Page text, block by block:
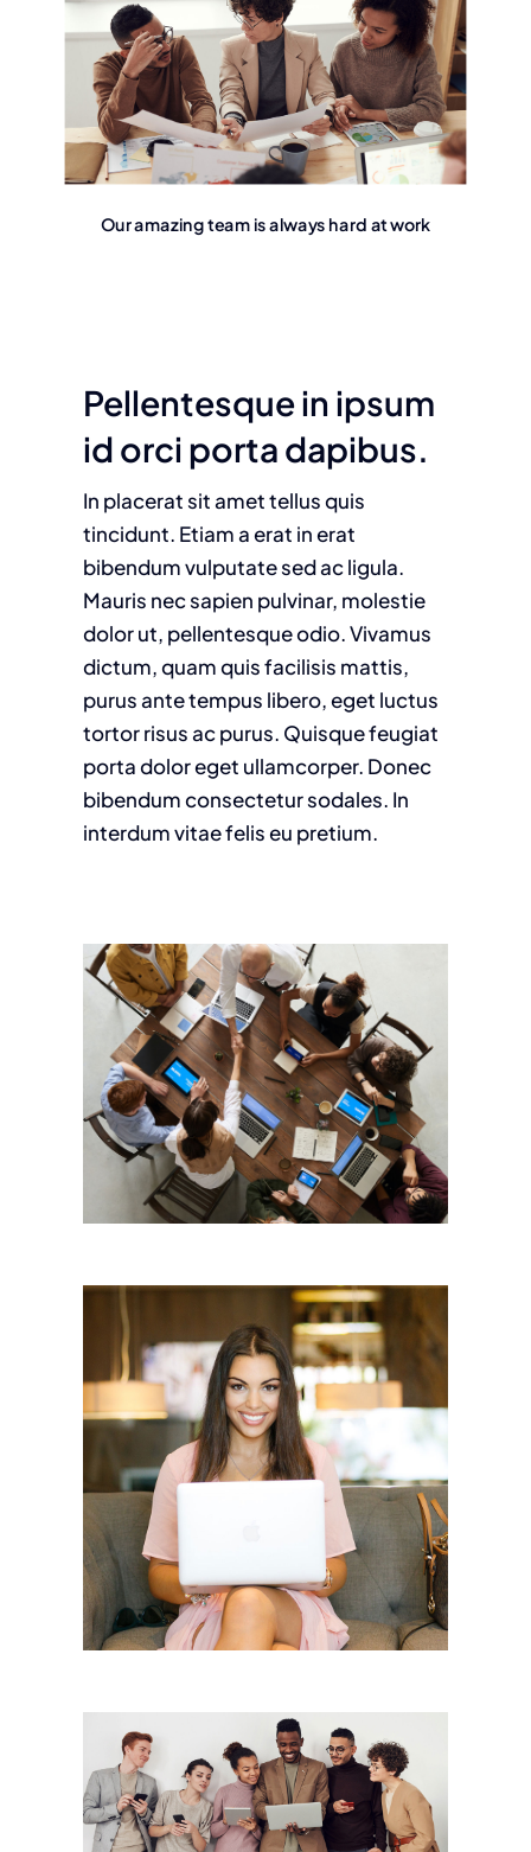
Our amazing team is always hard at work
Pellentesque in ipsum
id orci porta dapibus.
In placerat sit amet tellus quis
tincidunt. Etiam a erat in erat
bibendum vulputate sed ac ligula.
Mauris nec sapien pulvinar, molestie
dolor ut, pellentesque odio. Vivamus
dictum, quam quis facilisis mattis,
purus ante tempus libero, eget luctus
tortor risus ac purus. Quisque feugiat
porta dolor eget ullamcorper. Donec
bibendum consectetur sodales. In
interdum vitae felis eu pretium.